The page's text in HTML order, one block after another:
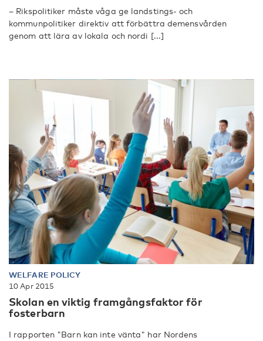
– Rikspolitiker måste våga ge landstings- och
kommunpolitiker direktiv att förbättra demensvården
genom att lära av lokala och nordi [...]
WELFARE POLICY
10 Apr 2015
Skolan en viktig framgångsfaktor för
fosterbarn
I rapporten "Barn kan inte vänta" har Nordens